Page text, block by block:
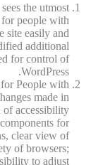
the utmost
people with
site easily and
additional
for control of
WordPress.
People with
made in
of accessibility
for
clear view of
of browsers;
to adjust